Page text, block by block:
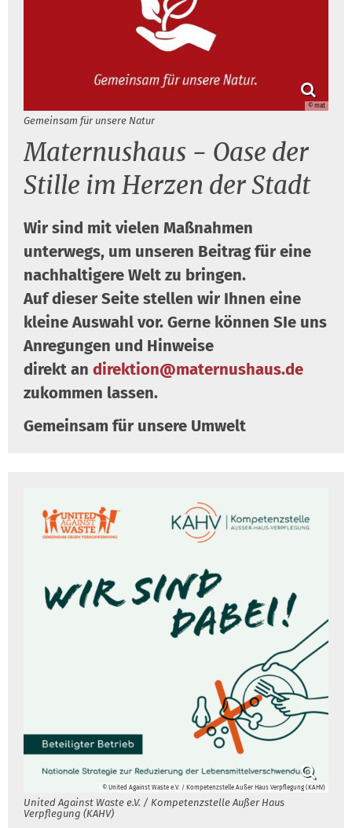
© mat
Gemeinsam für unsere Natur
Maternushaus - Oase der
Stille im Herzen der Stadt
Wir sind mit vielen Maßnahmen
unterwegs, um unseren Beitrag für eine
nachhaltigere Welt zu bringen.
Auf dieser Seite stellen wir Ihnen eine
kleine Auswahl vor. Gerne können SIe uns
Anregungen und Hinweise
direkt an direktion@maternushaus.de
zukommen lassen.
Gemeinsam für unsere Umwelt
© United Against Waste e.V. / Kompetenzstelle Außer Haus Verpflegung (KAHV)
United Against Waste e.V. / Kompetenzstelle Außer Haus
Verpflegung (KAHV)